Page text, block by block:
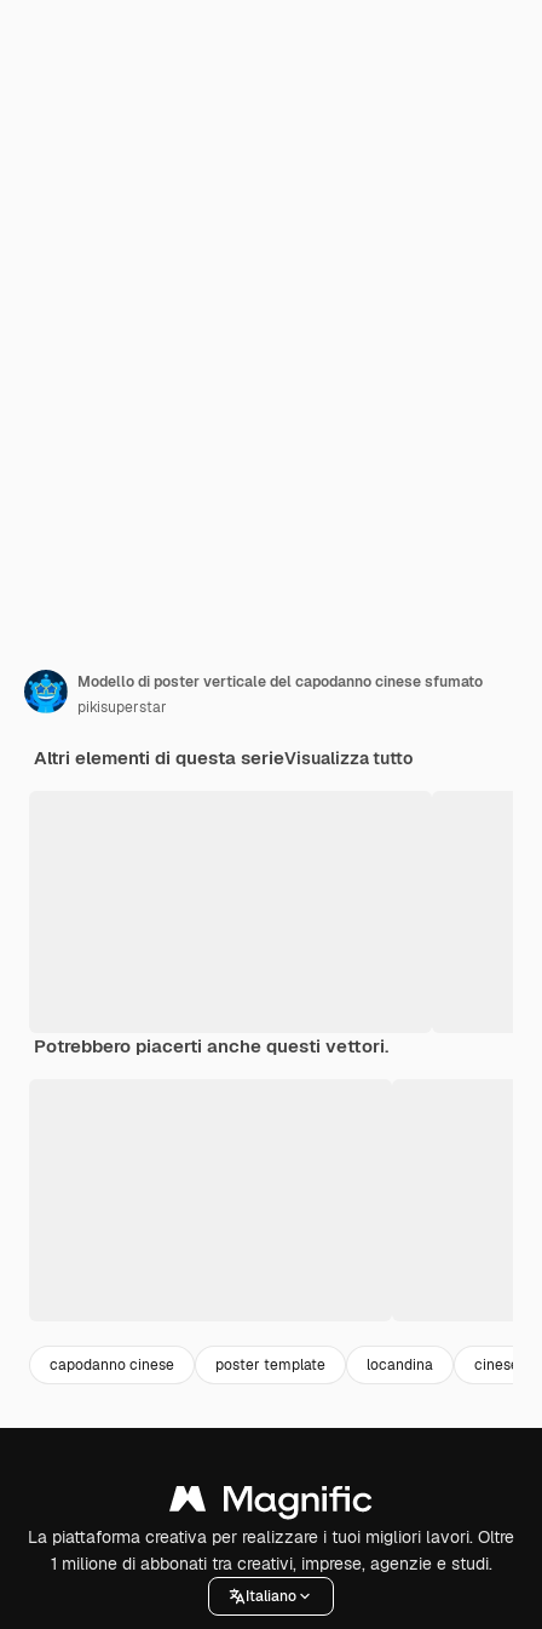
Modello di poster verticale del capodanno cinese sfumato
pikisuperstar
Altri elementi di questa serieVisualizza tutto
Potrebbero piacerti anche questi vettori.
capodanno cinese poster template locandina cinese
La piattaforma creativa per realizzare i tuoi migliori lavori. Oltre
1 milione di abbonati tra creativi, imprese, agenzie e studi.
Italiano